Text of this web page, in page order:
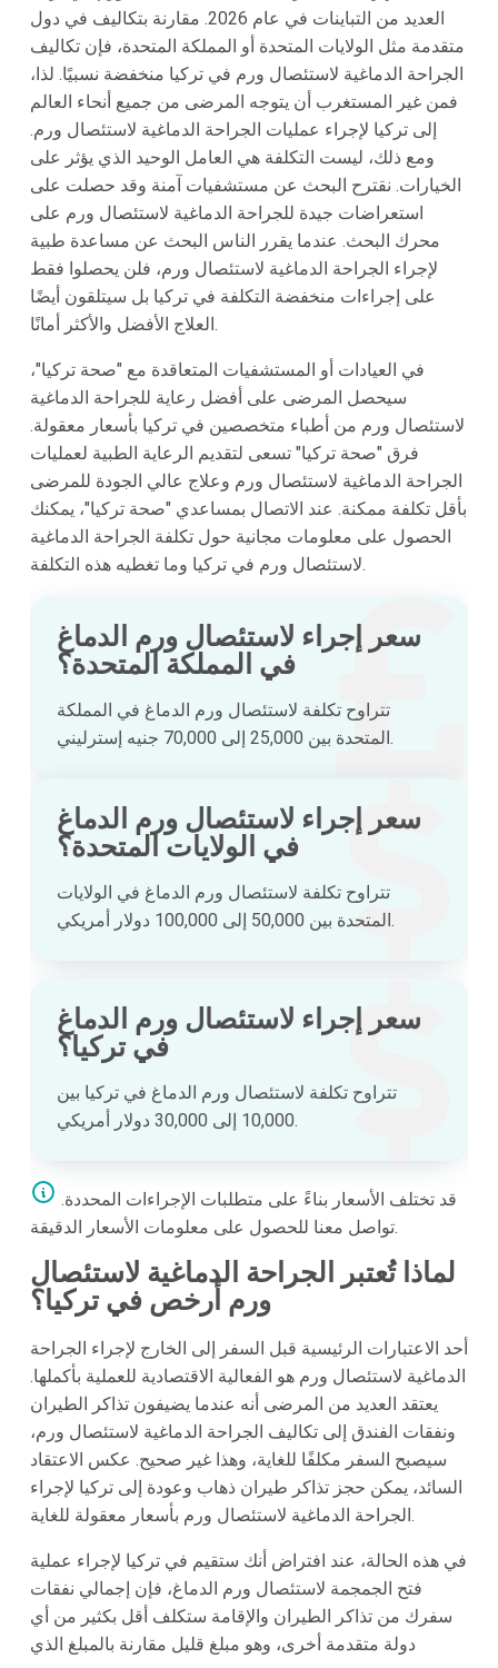
العديد من التباينات في عام 2026. مقارنة بتكاليف في دول
متقدمة مثل الولايات المتحدة أو المملكة المتحدة، فإن تكاليف
الجراحة الدماغية لاستئصال ورم في تركيا منخفضة نسبيًا. لذا،
فمن غير المستغرب أن يتوجه المرضى من جميع أنحاء العالم
إلى تركيا لإجراء عمليات الجراحة الدماغية لاستئصال ورم.
ومع ذلك، ليست التكلفة هي العامل الوحيد الذي يؤثر على
الخيارات. نقترح البحث عن مستشفيات آمنة وقد حصلت على
استعراضات جيدة للجراحة الدماغية لاستئصال ورم على
محرك البحث. عندما يقرر الناس البحث عن مساعدة طبية
لإجراء الجراحة الدماغية لاستئصال ورم، فلن يحصلوا فقط
على إجراءات منخفضة التكلفة في تركيا بل سيتلقون أيضًا
العلاج الأفضل والأكثر أمانًا.
في العيادات أو المستشفيات المتعاقدة مع "صحة تركيا"،
سيحصل المرضى على أفضل رعاية للجراحة الدماغية
لاستئصال ورم من أطباء متخصصين في تركيا بأسعار معقولة.
فرق "صحة تركيا" تسعى لتقديم الرعاية الطبية لعمليات
الجراحة الدماغية لاستئصال ورم وعلاج عالي الجودة للمرضى
بأقل تكلفة ممكنة. عند الاتصال بمساعدي "صحة تركيا"، يمكنك
الحصول على معلومات مجانية حول تكلفة الجراحة الدماغية
لاستئصال ورم في تركيا وما تغطيه هذه التكلفة.
سعر إجراء لاستئصال ورم الدماغ
في المملكة المتحدة؟
تتراوح تكلفة لاستئصال ورم الدماغ في المملكة
المتحدة بين 25,000 إلى 70,000 جنيه إسترليني.
سعر إجراء لاستئصال ورم الدماغ
في الولايات المتحدة؟
تتراوح تكلفة لاستئصال ورم الدماغ في الولايات
المتحدة بين 50,000 إلى 100,000 دولار أمريكي.
سعر إجراء لاستئصال ورم الدماغ
في تركيا؟
تتراوح تكلفة لاستئصال ورم الدماغ في تركيا بين
10,000 إلى 30,000 دولار أمريكي.
تواصل معنا للحصول على معلومات الأسعار الدقيقة.
لماذا تُعتبر الجراحة الدماغية لاستئصال
ورم أرخص في تركيا؟
أحد الاعتبارات الرئيسية قبل السفر إلى الخارج لإجراء الجراحة
الدماغية لاستئصال ورم هو الفعالية الاقتصادية للعملية بأكملها.
يعتقد العديد من المرضى أنه عندما يضيفون تذاكر الطيران
ونفقات الفندق إلى تكاليف الجراحة الدماغية لاستئصال ورم،
سيصبح السفر مكلفًا للغاية، وهذا غير صحيح. عكس الاعتقاد
السائد، يمكن حجز تذاكر طيران ذهاب وعودة إلى تركيا لإجراء
الجراحة الدماغية لاستئصال ورم بأسعار معقولة للغاية.
في هذه الحالة، عند افتراض أنك ستقيم في تركيا لإجراء عملية
فتح الجمجمة لاستئصال ورم الدماغ، فإن إجمالي نفقات
سفرك من تذاكر الطيران والإقامة ستكلف أقل بكثير من أي
دولة متقدمة أخرى، وهو مبلغ قليل مقارنة بالمبلغ الذي